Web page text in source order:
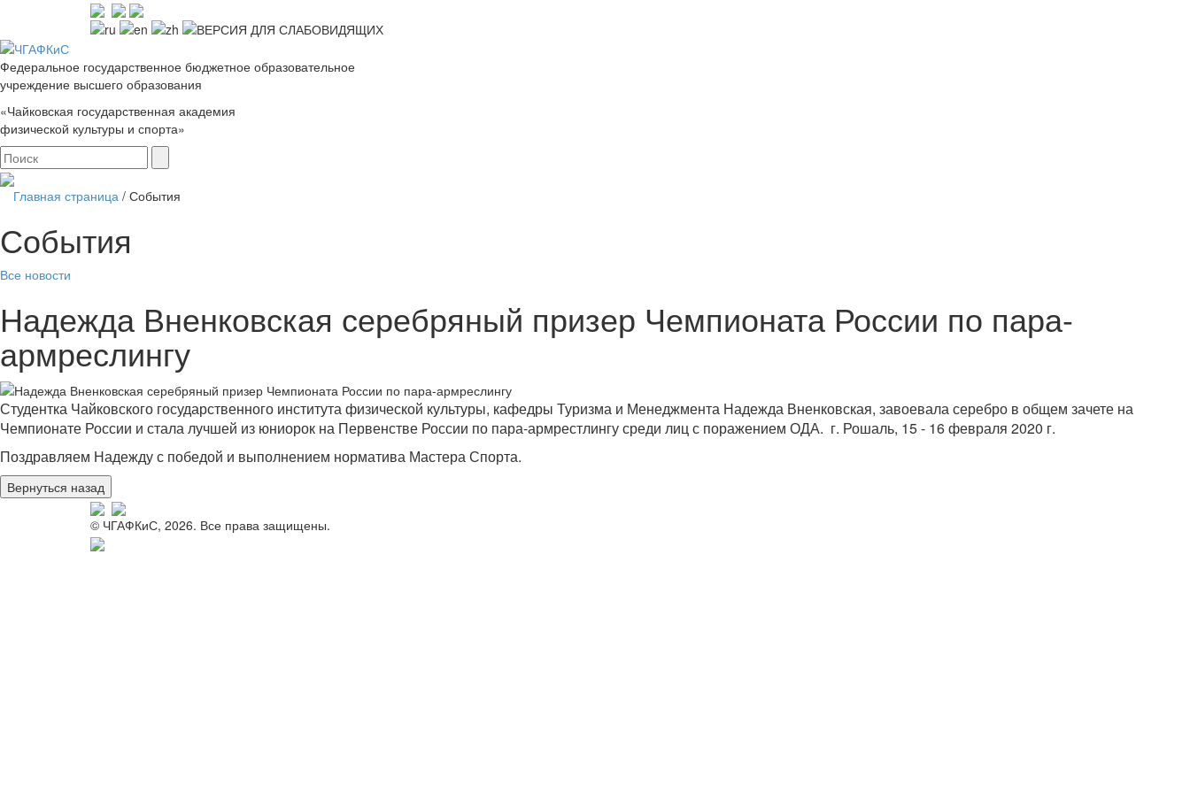
Федеральное государственное бюджетное образовательное
учреждение высшего образования
«Чайковская государственная академия
физической культуры и спорта»
Главная страница / События
События
Все новости
Надежда Вненковская серебряный призер Чемпионата России по пара-
армреслингу
Студентка Чайковского государственного института физической культуры, кафедры Туризма и Менеджмента Надежда Вненковская, завоевала серебро в общем зачете на
Чемпионате России и стала лучшей из юниорок на Первенстве России по пара-армрестлингу среди лиц с поражением ОДА. г. Рошаль, 15 - 16 февраля 2020 г.
Поздравляем Надежду с победой и выполнением норматива Мастера Спорта.
© ЧГАФКиС, 2026. Все права защищены.